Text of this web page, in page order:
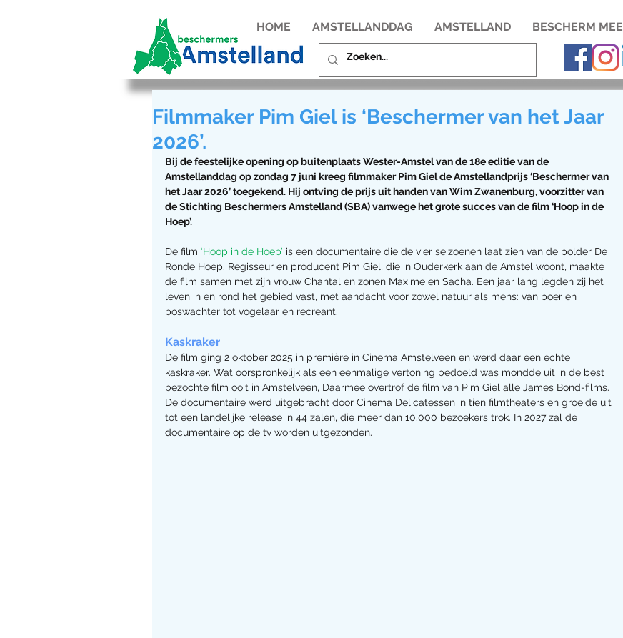
HOME AMSTELLANDDAG AMSTELLAND BESCHERM MEE
Filmmaker Pim Giel is ‘Beschermer van het Jaar
2026’.
Bij de feestelijke opening op buitenplaats Wester-Amstel van de 18e editie van de
Amstellanddag op zondag 7 juni kreeg filmmaker Pim Giel de Amstellandprijs ‘Beschermer van
het Jaar 2026’ toegekend. Hij ontving de prijs uit handen van Wim Zwanenburg, voorzitter van
de Stichting Beschermers Amstelland (SBA) vanwege het grote succes van de film ‘Hoop in de
Hoep’.
De film ‘Hoop in de Hoep’ is een documentaire die de vier seizoenen laat zien van de polder De
Ronde Hoep. Regisseur en producent Pim Giel, die in Ouderkerk aan de Amstel woont, maakte
de film samen met zijn vrouw Chantal en zonen Maxime en Sacha. Een jaar lang legden zij het
leven in en rond het gebied vast, met aandacht voor zowel natuur als mens: van boer en
boswachter tot vogelaar en recreant.
Kaskraker
De film ging 2 oktober 2025 in première in Cinema Amstelveen en werd daar een echte
kaskraker. Wat oorspronkelijk als een eenmalige vertoning bedoeld was mondde uit in de best
bezochte film ooit in Amstelveen, Daarmee overtrof de film van Pim Giel alle James Bond-films.
De documentaire werd uitgebracht door Cinema Delicatessen in tien filmtheaters en groeide uit
tot een landelijke release in 44 zalen, die meer dan 10.000 bezoekers trok. In 2027 zal de
documentaire op de tv worden uitgezonden.